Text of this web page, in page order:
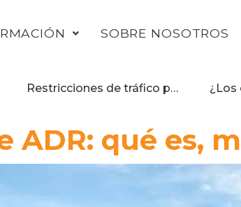
SOBRE NOSOTROS
Restricciones de tráfico para conductores de mercancías peligrosas en 2026
ADR: qué es,